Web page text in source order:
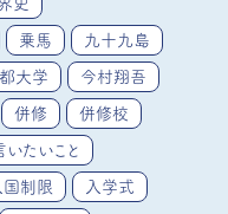
史
乗馬 九十九島
大学 今村翔吾
併修 併修校
たいこと
国制限 入学式